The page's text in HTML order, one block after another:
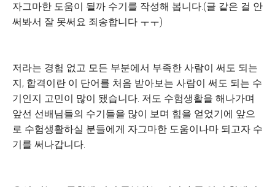
자그마한 도움이 될까 수기를 작성해 봅니다.(글 같은 걸 안
써봐서 잘 못써요 죄송합니다 ㅜㅜ)
저라는 경험 없고 모든 부분에서 부족한 사람이 써도 되는
지, 합격이란 이 단어를 처음 받아보는 사람이 써도 되는 수
기인지 고민이 많이 됐습니다. 저도 수험생활을 해나가며
앞선 선배님들의 수기들을 많이 보며 힘을 얻었기에 앞으
로 수험생활하실 분들에게 자그마한 도움이나마 되고자 수
기를 써나갑니다.